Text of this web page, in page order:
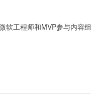
软工程师和MVP参与内容组